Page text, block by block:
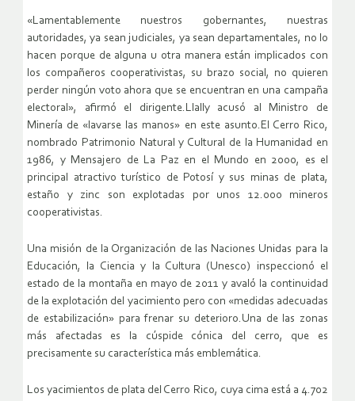
«Lamentablemente nuestros gobernantes, nuestras
autoridades, ya sean judiciales, ya sean departamentales, no lo
hacen porque de alguna u otra manera están implicados con
los compañeros cooperativistas, su brazo social, no quieren
perder ningún voto ahora que se encuentran en una campaña
electoral», afirmó el dirigente.Llally acusó al Ministro de
Minería de «lavarse las manos» en este asunto.El Cerro Rico,
nombrado Patrimonio Natural y Cultural de la Humanidad en
1986, y Mensajero de La Paz en el Mundo en 2000, es el
principal atractivo turístico de Potosí y sus minas de plata,
estaño y zinc son explotadas por unos 12.000 mineros
cooperativistas.
Una misión de la Organización de las Naciones Unidas para la
Educación, la Ciencia y la Cultura (Unesco) inspeccionó el
estado de la montaña en mayo de 2011 y avaló la continuidad
de la explotación del yacimiento pero con «medidas adecuadas
de estabilización» para frenar su deterioro.Una de las zonas
más afectadas es la cúspide cónica del cerro, que es
precisamente su característica más emblemática.
Los yacimientos de plata del Cerro Rico, cuya cima está a 4.702